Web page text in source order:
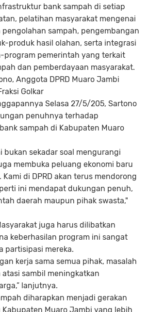
bank sampah di setiap
pelatihan masyarakat mengenai
sampah, pengembangan
produk hasil olahan, serta integrasi
program pemerintah yang terkait
dan pemberdayaan masyarakat.
Anggota DPRD Muaro Jambi
Golkar
Selasa 27/5/205, Sartono
penuhnya terhadap
sampah di Kabupaten Muaro
bukan sekadar soal mengurangi
membuka peluang ekonomi baru
Kami di DPRD akan terus mendorong
ini mendapat dukungan penuh,
daerah maupun pihak swasta,"
juga harus dilibatkan
keberhasilan program ini sangat
partisipasi mereka.
kerja sama semua pihak, masalah
sambil meningkatkan
lanjutnya.
diharapkan menjadi gerakan
Kabupaten Muaro Jambi yang lebih